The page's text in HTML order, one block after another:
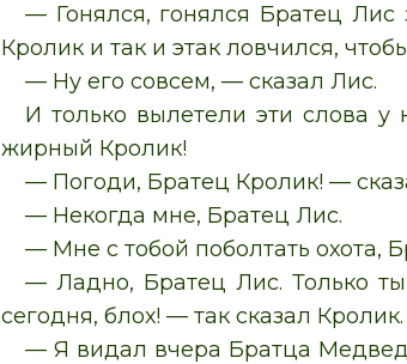
— Гонялся, гонялся Братец Лис
Кролик и так и этак ловчился,
— Ну его совсем, — сказал Лис.
И только вылетели эти слова у
жирный Кролик!
— Погоди, Братец Кролик! —
— Некогда мне, Братец Лис.
— Мне с тобой поболтать охота,
— Ладно, Братец Лис. Только
сегодня, блох! — так сказал Кролик.
— Я видал вчера Братца